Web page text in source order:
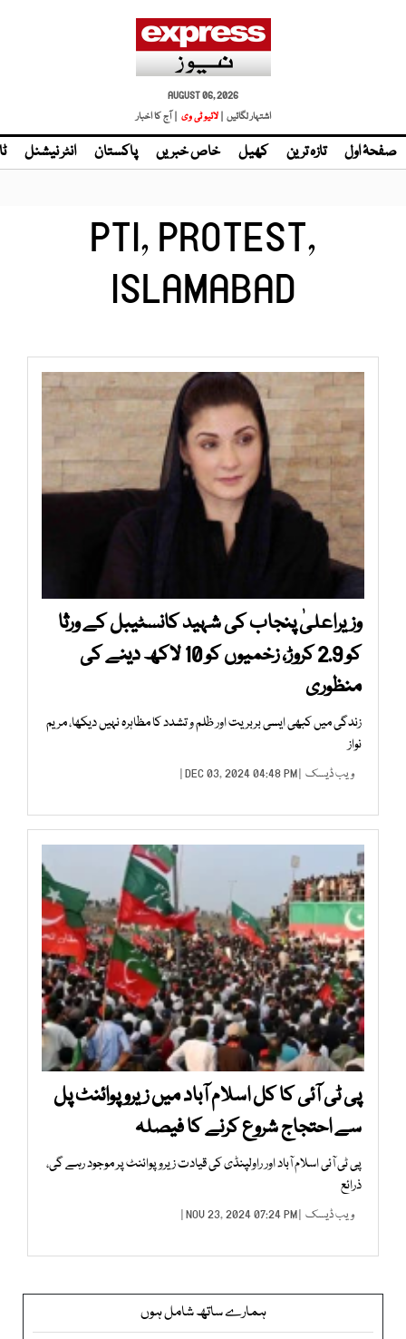
AUGUST 06, 2026
اشتہار لگائیں |
| آج کا اخبار
صفحۂ اول تازہ ترین کھیل خاص خبریں پاکستان انٹر نیشنل
PTI, PROTEST,
ISLAMABAD
وزیراعلیٰ پنجاب کی شہید کانسٹیبل کے ورثا
کو 2.9 کروڑ، زخمیوں کو 10 لاکھ دینے کی
منظوری
زندگی میں کبھی ایسی بربریت اور ظلم و تشدد کا مظاہرہ نہیں دیکھا، مریم
نواز
ویب ڈیسک | DEC 03, 2024 04:48 PM |
پی ٹی آئی کا کل اسلام آباد میں زیرو پوائنٹ پل
سے احتجاج شروع کرنے کا فیصلہ
پی ٹی آئی اسلام آباد اور راولپنڈی کی قیادت زیرو پوائنٹ پر موجود رہے گی،
ذرائع
ویب ڈیسک | NOV 23, 2024 07:24 PM |
ہمارے ساتھ شامل ہوں